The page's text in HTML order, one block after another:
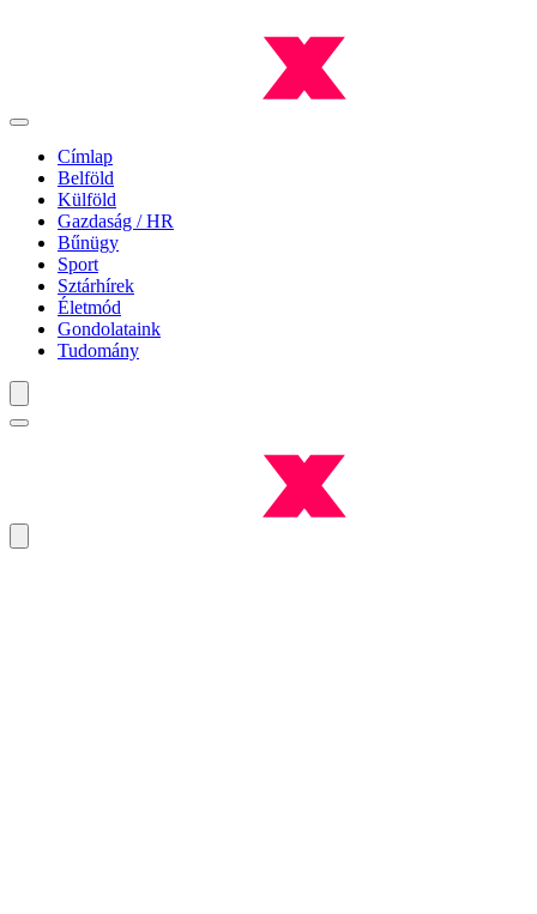
Címlap
Belföld
Külföld
Gazdaság / HR
Bűnügy
Sport
Sztárhírek
Életmód
Gondolataink
Tudomány